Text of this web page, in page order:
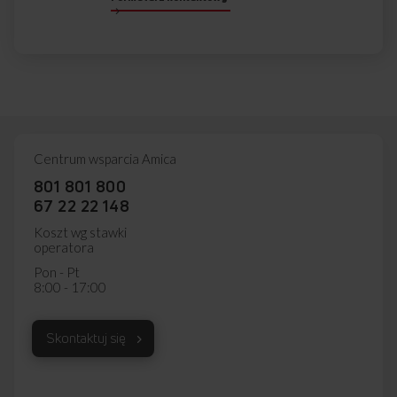
Centrum wsparcia Amica
801 801 800
67 22 22 148
Koszt wg stawki
operatora
Pon - Pt
8:00 - 17:00
Skontaktuj się